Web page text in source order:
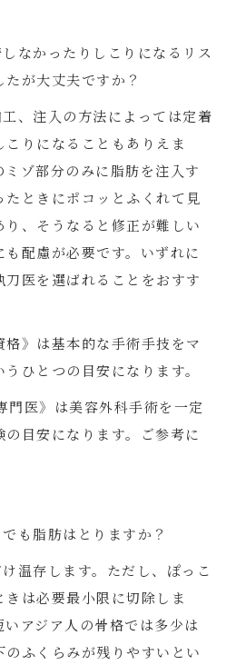
なかったりしこりになるリス
が大丈夫ですか？
、注入の方法によっては定着
りになることもありえま
ゾ部分のみに脂肪を注入す
たときにポコッとふくれて見
り、そうなると修正が難しい
配慮が必要です。いずれに
刀医を選ばれることをおすす
格》は基本的な手術手技をマ
ひとつの目安になります。
門医》は美容外科手術を一定
の目安になります。ご参考に
も脂肪はとりますか？
温存します。ただし、ぽっこ
きは必要最小限に切除しま
アジア人の骨格では多少は
ふくらみが残りやすいとい